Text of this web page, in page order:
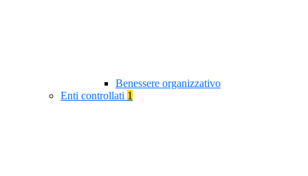
Benessere organizzativo
Enti controllati 1